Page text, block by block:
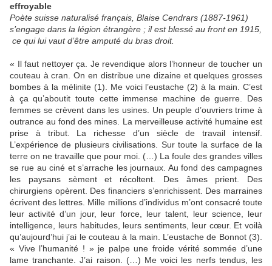
effroyable
Poète suisse naturalisé français, Blaise Cendrars (1887-1961)
s’engage dans la légion étrangère ; il est blessé au front en 1915,
ce qui lui vaut d’être amputé du bras droit.
« Il faut nettoyer ça. Je revendique alors l’honneur de toucher un
couteau à cran. On en distribue une dizaine et quelques grosses
bombes à la mélinite (1). Me voici l’eustache (2) à la main. C’est
à ça qu’aboutit toute cette immense machine de guerre. Des
femmes se crèvent dans les usines. Un peuple d’ouvriers trime à
outrance au fond des mines. La merveilleuse activité humaine est
prise à tribut. La richesse d’un siècle de travail intensif.
L’expérience de plusieurs civilisations. Sur toute la surface de la
terre on ne travaille que pour moi. (…) La foule des grandes villes
se rue au ciné et s’arrache les journaux. Au fond des campagnes
les paysans sèment et récoltent. Des âmes prient. Des
chirurgiens opèrent. Des financiers s’enrichissent. Des marraines
écrivent des lettres. Mille millions d’individus m’ont consacré toute
leur activité d’un jour, leur force, leur talent, leur science, leur
intelligence, leurs habitudes, leurs sentiments, leur cœur. Et voilà
qu’aujourd’hui j’ai le couteau à la main. L’eustache de Bonnot (3).
« Vive l’humanité ! » je palpe une froide vérité sommée d’une
lame tranchante. J’ai raison. (…) Me voici les nerfs tendus, les